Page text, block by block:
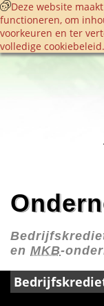
Deze website
functioneren, om
voorkeuren en ter
volledige
en MKB-